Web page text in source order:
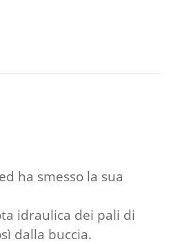
ha smesso la sua
idraulica dei pali di
dalla buccia.